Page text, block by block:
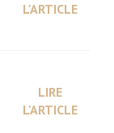
L'ARTICLE
LIRE
L'ARTICLE